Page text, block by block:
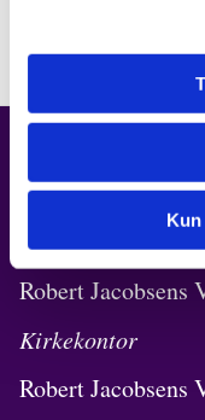
FIND OS
Kirken i Ørestad
Robert Jacobsens
Kirkekontor
Robert Jacobsens